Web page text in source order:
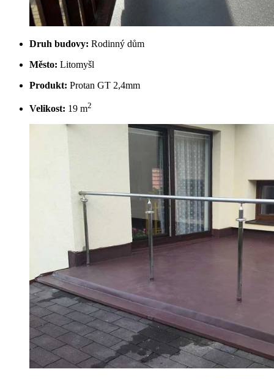
Druh budovy: Rodinný dům
Město: Litomyšl
Produkt: Protan GT 2,4mm
Velikost: 19 m2